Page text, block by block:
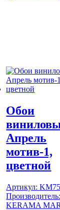
Обои
Апрель
мотив-1,
цветной
Артикул:
Производитель:
KERAMA